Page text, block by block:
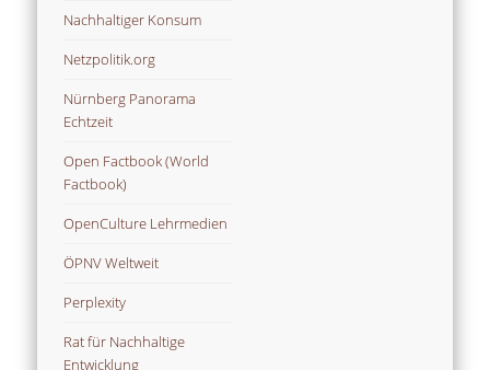
Nachhaltiger Konsum
Netzpolitik.org
Nürnberg Panorama
Echtzeit
Open Factbook (World
Factbook)
OpenCulture Lehrmedien
ÖPNV Weltweit
Perplexity
Rat für Nachhaltige
Entwicklung